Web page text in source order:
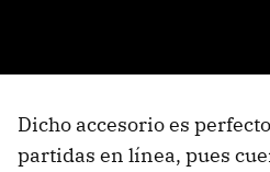
Dicho accesorio es
partidas en línea, pues